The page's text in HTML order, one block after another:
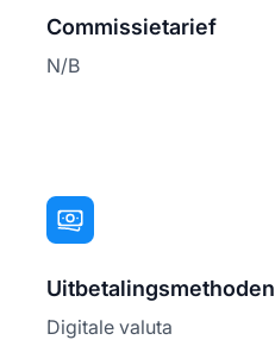
Commissietarief
N/B
Uitbetalingsmethoden
Digitale valuta